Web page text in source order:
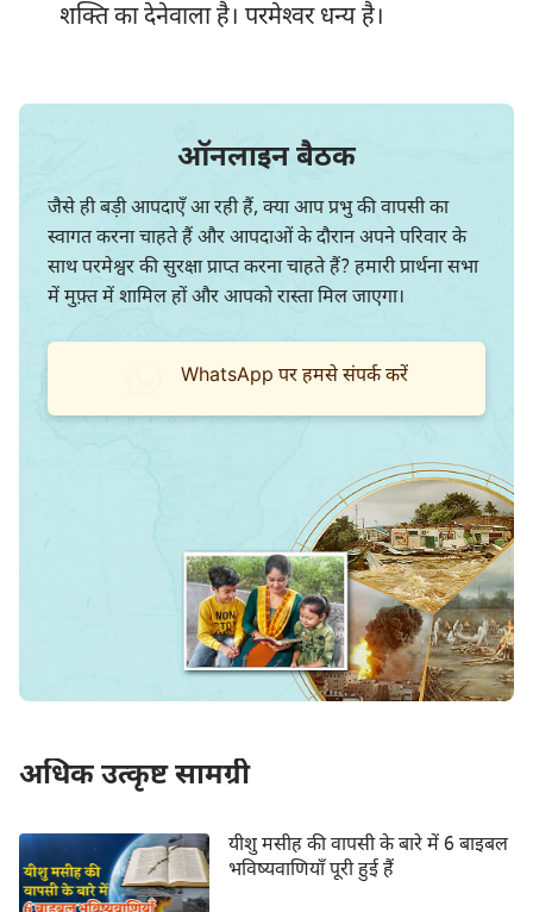
शक्ति का देनेवाला है। परमेश्‍वर धन्य है।
ऑनलाइन बैठक
जैसे ही बड़ी आपदाएँ आ रही हैं, क्या आप प्रभु की वापसी का
स्वागत करना चाहते हैं और आपदाओं के दौरान अपने परिवार के
साथ परमेश्वर की सुरक्षा प्राप्त करना चाहते हैं? हमारी प्रार्थना सभा
में मुफ़्त में शामिल हों और आपको रास्ता मिल जाएगा।
WhatsApp पर हमसे संपर्क करें
अधिक उत्कृष्ट सामग्री
यीशु मसीह की वापसी के बारे में 6 बाइबल
भविष्यवाणियाँ पूरी हुई हैं